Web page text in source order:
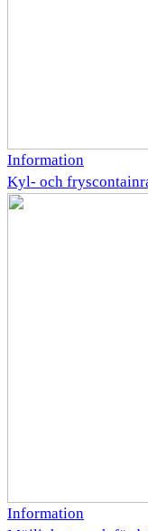
Information
Kyl- och
Information